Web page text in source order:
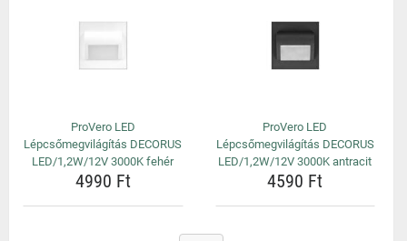
ProVero LED
Lépcsőmegvilágítás DECORUS
LED/1,2W/12V 3000K fehér
4990 Ft
ProVero LED
Lépcsőmegvilágítás DECORUS
LED/1,2W/12V 3000K antracit
4590 Ft